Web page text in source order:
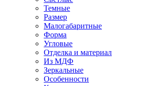
Темные
Размер
Малогабаритные
Форма
Угловые
Отделка и материал
Из МДФ
Зеркальные
Особенности